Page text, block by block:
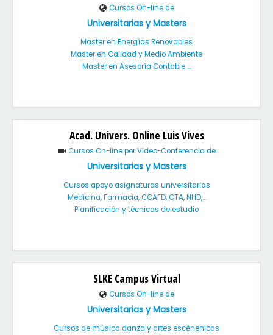
Cursos On-line de
Universitarias y Masters
Master en Energías Renovables
Master en Calidad y Medio Ambiente
Master en Asesoría Contable ...
Acad. Univers. Online Luis Vives
Cursos On-line por Video-Conferencia de
Universitarias y Masters
Cursos apoyo asignaturas universitarias
Medicina, Farmacia, CCAFD, CTA, NHD,...
Planificación y técnicas de estudio
SLKE Campus Virtual
Cursos On-line de
Universitarias y Masters
Cursos de música danza y artes escénenicas